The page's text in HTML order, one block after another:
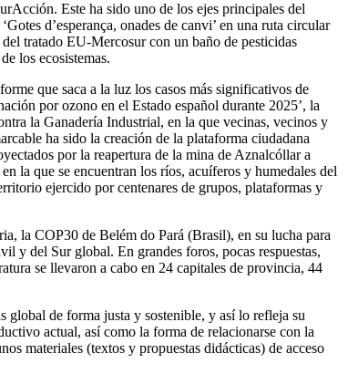
Este ha sido uno de los ejes principales del
d’esperança, onades de canvi’ en una ruta circular
tratado EU-Mercosur con un baño de pesticidas
los ecosistemas.
que saca a la luz los casos más significativos de
por ozono en el Estado español durante 2025’, la
la Ganadería Industrial, en la que vecinas, vecinos y
ha sido la creación de la plataforma ciudadana
por la reapertura de la mina de Aznalcóllar a
la que se encuentran los ríos, acuíferos y humedales del
ejercido por centenares de grupos, plataformas y
la COP30 de Belém do Pará (Brasil), en su lucha para
y del Sur global. En grandes foros, pocas respuestas,
se llevaron a cabo en 24 capitales de provincia, 44
global de forma justa y sostenible, y así lo refleja su
actual, así como la forma de relacionarse con la
materiales (textos y propuestas didácticas) de acceso